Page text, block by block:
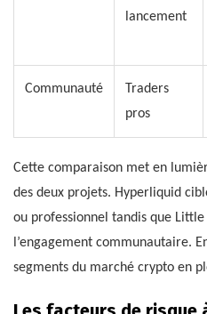
lancement
Communauté
Traders
pros
Cette comparaison met en
des deux projets. Hyperliquid
ou professionnel tandis que
l’engagement communautaire.
segments du marché crypto en